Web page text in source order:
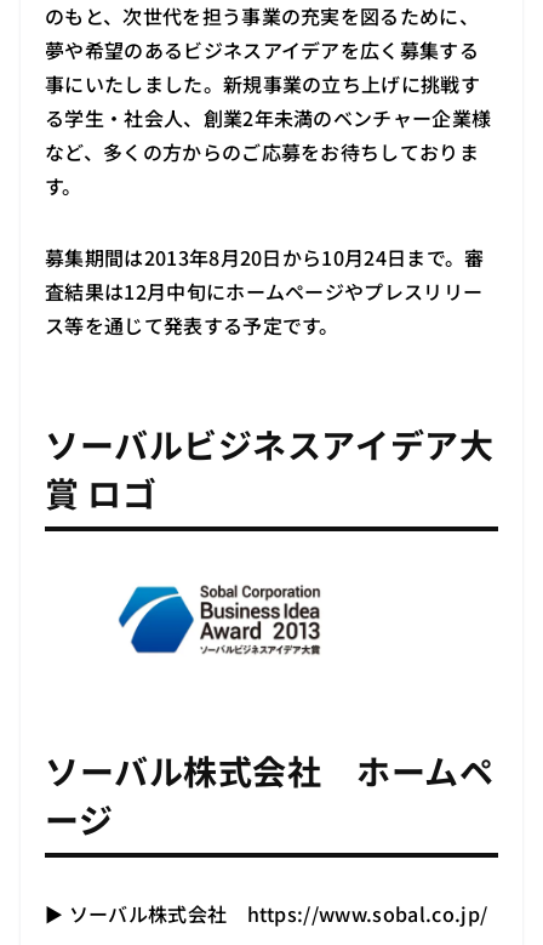
のもと、次世代を担う事業の充実を図るために、
夢や希望のあるビジネスアイデアを広く募集する
事にいたしました。新規事業の立ち上げに挑戦す
る学生・社会人、創業2年未満のベンチャー企業様
など、多くの方からのご応募をお待ちしておりま
す。
募集期間は2013年8月20日から10月24日まで。審
査結果は12月中旬にホームページやプレスリリー
ス等を通じて発表する予定です。
ソーバルビジネスアイデア大
賞 ロゴ
ソーバル株式会社 ホームペ
ージ
▶ ソーバル株式会社 https://www.sobal.co.jp/